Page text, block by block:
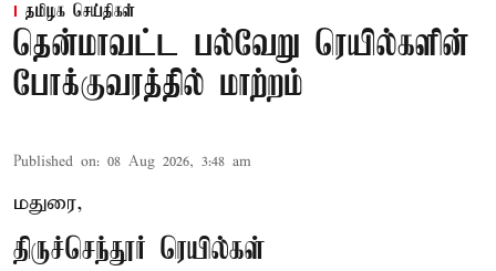
தமிழக செய்திகள்
தென்மாவட்ட பல்வேறு ரெயில்களின்
போக்குவரத்தில் மாற்றம்
Published on: 08 Aug 2026, 3:48 am
மதுரை,
திருச்செந்தூர் ரெயில்கள்